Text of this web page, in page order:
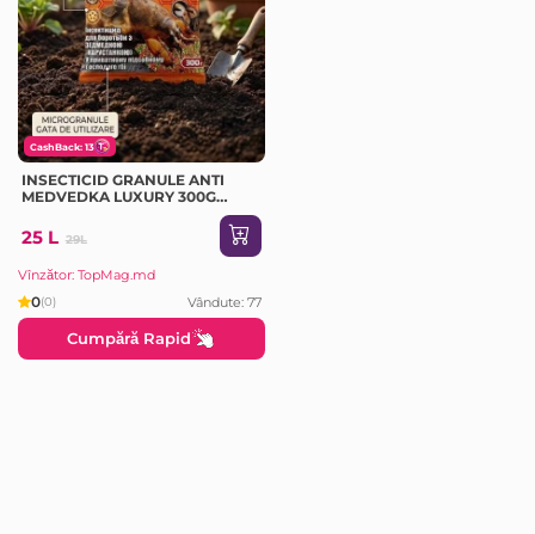
CashBack: 13
INSECTICID GRANULE ANTI
MEDVEDKA LUXURY 300G
25 L 29L
Vînzător: TopMag.md
0(0) Vândute: 77
Cumpără Rapid